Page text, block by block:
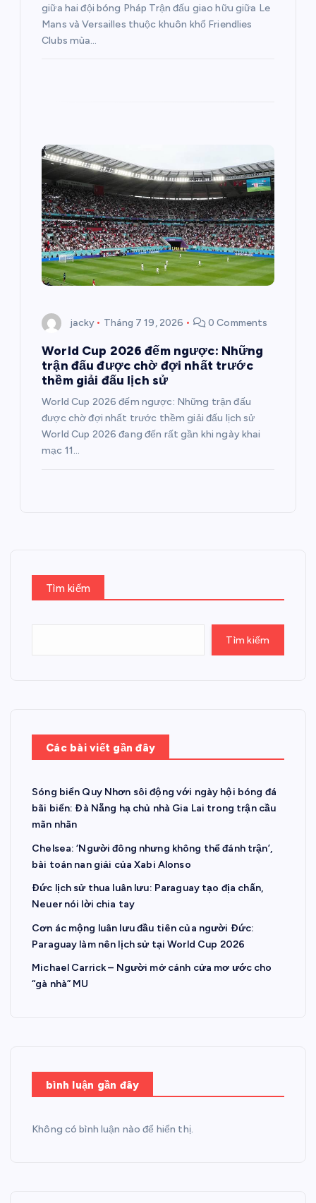
giữa hai đội bóng Pháp Trận đấu giao hữu giữa Le
Mans và Versailles thuộc khuôn khổ Friendlies
Clubs mùa…
jacky Tháng 7 19, 2026 0 Comments
World Cup 2026 đếm ngược: Những
trận đấu được chờ đợi nhất trước
thềm giải đấu lịch sử
World Cup 2026 đếm ngược: Những trận đấu
được chờ đợi nhất trước thềm giải đấu lịch sử
World Cup 2026 đang đến rất gần khi ngày khai
mạc 11…
Tìm kiếm
Tìm kiếm
Các bài viết gần đây
Sóng biển Quy Nhơn sôi động với ngày hội bóng đá
bãi biển: Đà Nẵng hạ chủ nhà Gia Lai trong trận cầu
mãn nhãn
Chelsea: ‘Người đông nhưng không thể đánh trận’,
bài toán nan giải của Xabi Alonso
Đức lịch sử thua luân lưu: Paraguay tạo địa chấn,
Neuer nói lời chia tay
Cơn ác mộng luân lưu đầu tiên của người Đức:
Paraguay làm nên lịch sử tại World Cup 2026
Michael Carrick – Người mở cánh cửa mơ ước cho
“gà nhà” MU
bình luận gần đây
Không có bình luận nào để hiển thị.